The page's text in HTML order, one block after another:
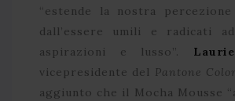
“estende la nostra
dall’essere umili e radicati
aspirazioni e lusso”.
vicepresidente del Pantone
aggiunto che il Mocha Mousse